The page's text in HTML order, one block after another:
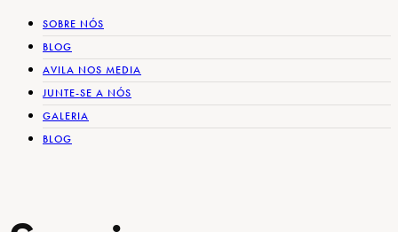
SOBRE NÓS
BLOG
AVILA NOS MEDIA
JUNTE-SE A NÓS
GALERIA
BLOG